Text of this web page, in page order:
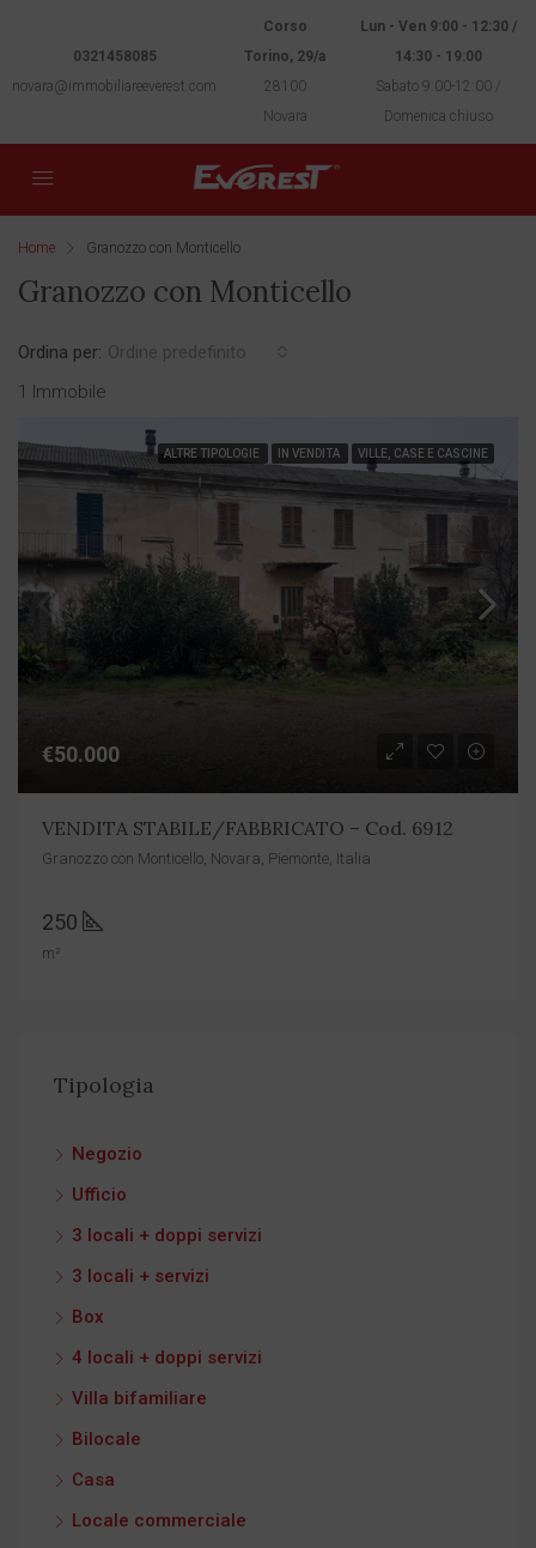
0321458085
novara@immobiliareeverest.com
Corso
Torino, 29/a
28100
Novara
Lun - Ven 9:00 - 12:30 /
14:30 - 19:00
Sabato 9:00-12:00 /
Domenica chiuso
Home Granozzo con Monticello
Granozzo con Monticello
1 Immobile
Ordina per: Ordine predefinito
ALTRE TIPOLOGIE IN VENDITA VILLE, CASE E CASCINE
€50.000
VENDITA STABILE/FABBRICATO – Cod. 6912
Granozzo con Monticello, Novara, Piemonte, Italia
250
m²
Tipologia
Negozio
Ufficio
3 locali + doppi servizi
3 locali + servizi
Box
4 locali + doppi servizi
Villa bifamiliare
Bilocale
Casa
Locale commerciale